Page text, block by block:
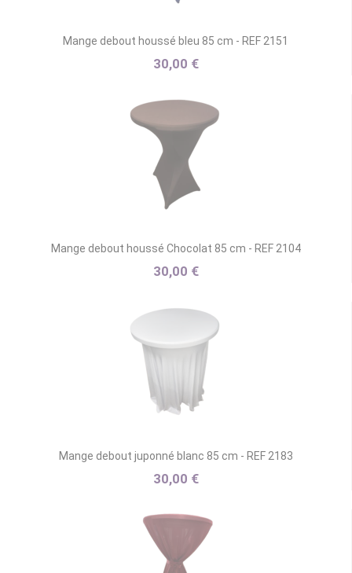
Mange debout houssé bleu 85 cm - REF 2151
30,00 €
Mange debout houssé Chocolat 85 cm - REF 2104
30,00 €
Mange debout juponné blanc 85 cm - REF 2183
30,00 €